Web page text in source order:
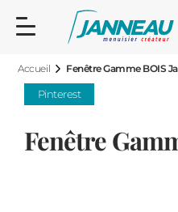
Accueil Fenêtre Gamme BOIS
Pinterest
Fenêtre